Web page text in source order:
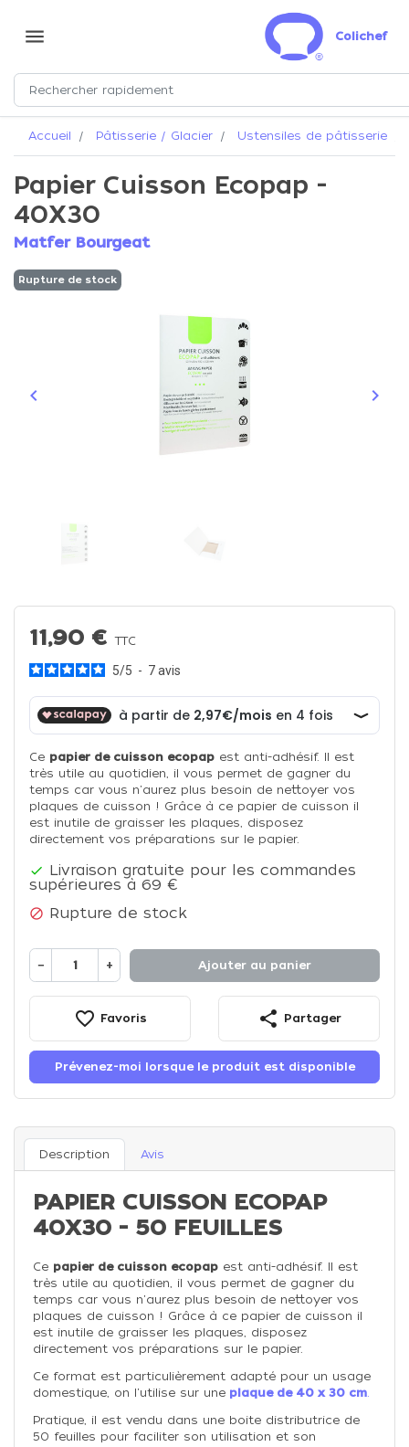
menu Colichef
Accueil Pâtisserie / Glacier Ustensiles de pâtisserie
Papier Cuisson Ecopap -
40X30
Matfer Bourgeat
Rupture de stock
Précédent
keyboard_arrow_left keyboard_arrow_right
11,90 €TTC
5/5 - 7avis
Ce papier de cuisson ecopap est anti-adhésif. Il est
très utile au quotidien, il vous permet de gagner du
temps car vous n'aurez plus besoin de nettoyer vos
plaques de cuisson ! Grâce à ce papier de cuisson il
est inutile de graisser les plaques, disposez
directement vos préparations sur le papier.
 Livraison gratuite pour les commandes
supérieures à 69 €
 Rupture de stock
− + Ajouter au panier
favorite_border Favoris share Partager
Prévenez-moi lorsque le produit est disponible
Description Avis
PAPIER CUISSON ECOPAP
40X30 - 50 FEUILLES
Ce papier de cuisson ecopap est anti-adhésif. Il est
très utile au quotidien, il vous permet de gagner du
temps car vous n'aurez plus besoin de nettoyer vos
plaques de cuisson ! Grâce à ce papier de cuisson il
est inutile de graisser les plaques, disposez
directement vos préparations sur le papier.
Ce format est particulièrement adapté pour un usage
domestique, on l'utilise sur une plaque de 40 x 30 cm.
Pratique, il est vendu dans une boite distributrice de
50 feuilles pour faciliter son utilisation et son